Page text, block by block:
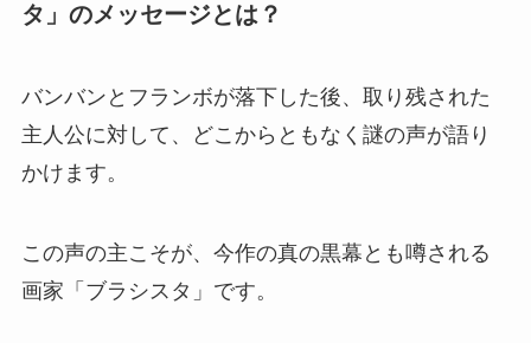
タ」のメッセージとは？
バンバンとフランボが落下した後、取り残された
主人公に対して、どこからともなく謎の声が語り
かけます。
この声の主こそが、今作の真の黒幕とも噂される
画家「ブラシスタ」です。